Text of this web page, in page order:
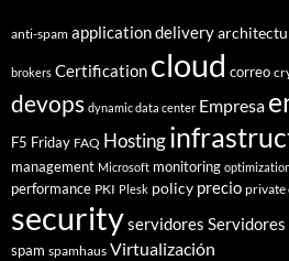
anti-spam application delivery
brokers Certification cloud correo
devops dynamic data center Empresa
F5 Friday FAQ Hosting
management Microsoft monitoring
performance PKI Plesk policy precio private
securityservidores Servidores
spam spamhaus Virtualización